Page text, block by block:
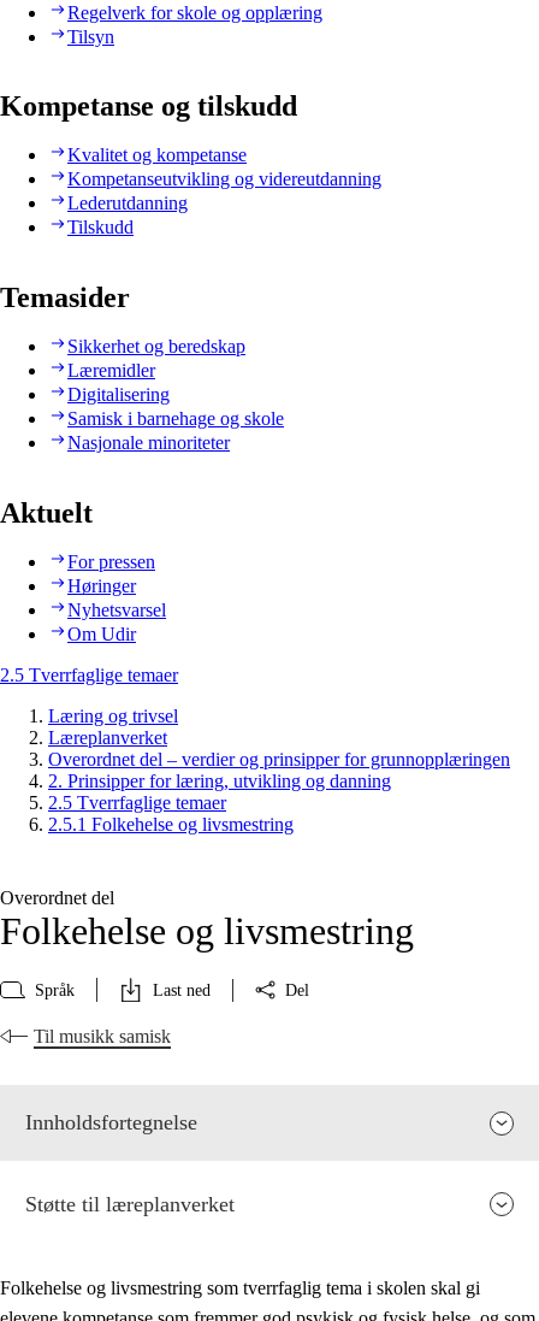
Regelverk for skole og opplæring
Tilsyn
Kompetanse og tilskudd
Kvalitet og kompetanse
Kompetanseutvikling og videreutdanning
Lederutdanning
Tilskudd
Temasider
Sikkerhet og beredskap
Læremidler
Digitalisering
Samisk i barnehage og skole
Nasjonale minoriteter
Aktuelt
For pressen
Høringer
Nyhetsvarsel
Om Udir
2.5 Tverrfaglige temaer
Læring og trivsel
Læreplanverket
Overordnet del – verdier og prinsipper for grunnopplæringen
2. Prinsipper for læring, utvikling og danning
2.5 Tverrfaglige temaer
2.5.1 Folkehelse og livsmestring
Overordnet del
Folkehelse og livsmestring
Språk Last ned Del
Til musikk samisk
Innholdsfortegnelse
Støtte til læreplanverket
Folkehelse og livsmestring som tverrfaglig tema i skolen skal gi